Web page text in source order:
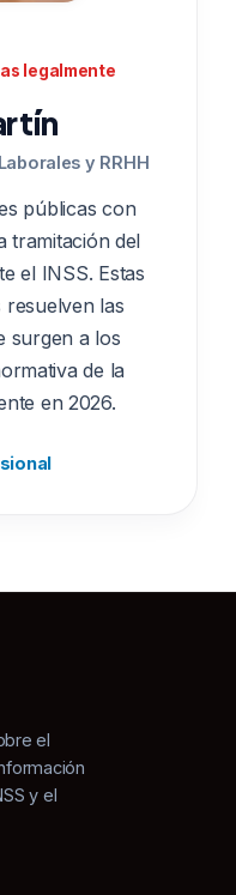
legalmente
y RRHH
públicas con
tramitación del
el INSS. Estas
las
surgen a los
de la
en 2026.
el
y el